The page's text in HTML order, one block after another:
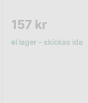
157 kr
I lager – skickas idag